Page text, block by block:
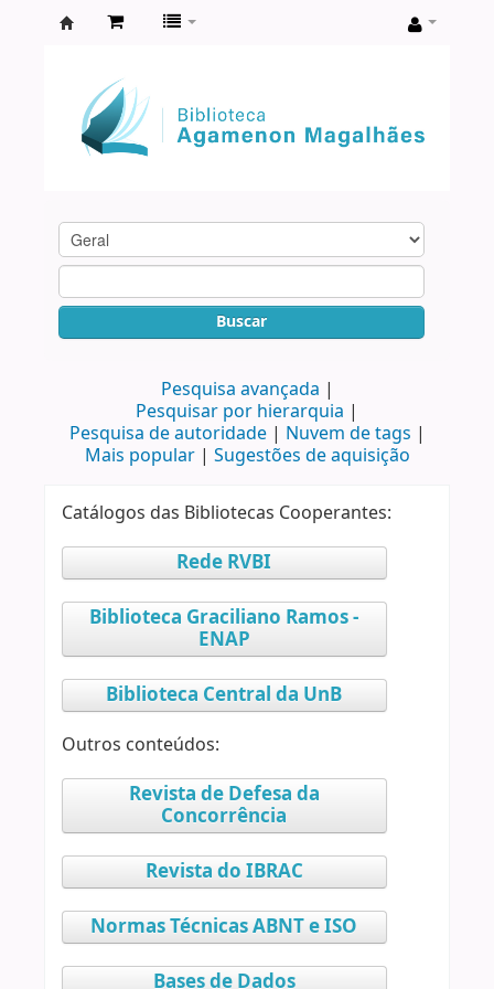
Agamenon
Magalhães
Buscar
Pesquisa avançada
Pesquisar por hierarquia
Pesquisa de autoridade
Nuvem de tags
Mais popular
Sugestões de aquisição
Catálogos das Bibliotecas Cooperantes:
Rede RVBI
Biblioteca Graciliano Ramos -
ENAP
Biblioteca Central da UnB
Outros conteúdos:
Revista de Defesa da
Concorrência
Revista do IBRAC
Normas Técnicas ABNT e ISO
Bases de Dados